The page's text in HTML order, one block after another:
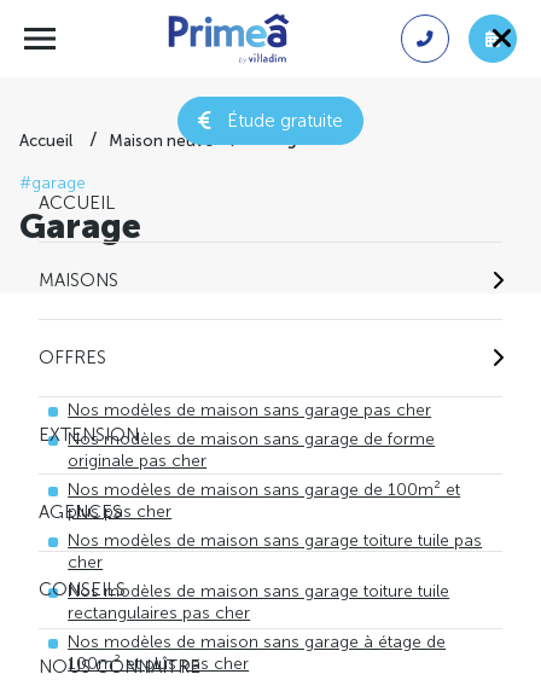
Étude gratuite
ACCUEIL
MAISONS
OFFRES
EXTENSION
AGENCES
CONSEILS
NOUS CONNAÎTRE
Accueil Maison neuve
#garage
Garage
Nos modèles de maison sans garage pas cher
Nos modèles de maison sans garage de forme
originale pas cher
Nos modèles de maison sans garage de 100m² et
plus pas cher
Nos modèles de maison sans garage toiture tuile pas
cher
Nos modèles de maison sans garage toiture tuile
rectangulaires pas cher
Nos modèles de maison sans garage à étage de
100m² et plus pas cher